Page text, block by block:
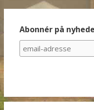
Abonnér på